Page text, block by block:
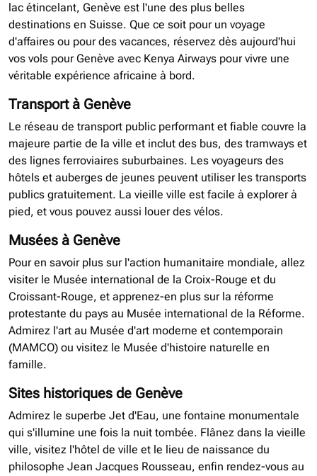
lac étincelant, Genève est l'une des plus belles
destinations en Suisse. Que ce soit pour un voyage
d'affaires ou pour des vacances, réservez dès aujourd'hui
vos vols pour Genève avec Kenya Airways pour vivre une
véritable expérience africaine à bord.
Transport à Genève
Le réseau de transport public performant et fiable couvre la
majeure partie de la ville et inclut des bus, des tramways et
des lignes ferroviaires suburbaines. Les voyageurs des
hôtels et auberges de jeunes peuvent utiliser les transports
publics gratuitement. La vieille ville est facile à explorer à
pied, et vous pouvez aussi louer des vélos.
Musées à Genève
Pour en savoir plus sur l'action humanitaire mondiale, allez
visiter le Musée international de la Croix-Rouge et du
Croissant-Rouge, et apprenez-en plus sur la réforme
protestante du pays au Musée international de la Réforme.
Admirez l'art au Musée d'art moderne et contemporain
(MAMCO) ou visitez le Musée d'histoire naturelle en
famille.
Sites historiques de Genève
Admirez le superbe Jet d'Eau, une fontaine monumentale
qui s'illumine une fois la nuit tombée. Flânez dans la vieille
ville, visitez l'hôtel de ville et le lieu de naissance du
philosophe Jean Jacques Rousseau, enfin rendez-vous au